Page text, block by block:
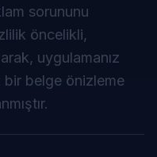
sorununu
öncelikli,
uygulamanız
belge önizleme